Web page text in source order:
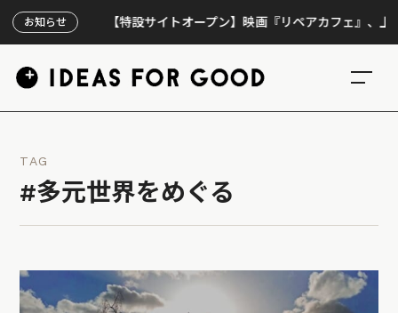
お知らせ【特設サイトオープン】映画『リペアカフェ』、上映300回
TAG
#多元世界をめぐる